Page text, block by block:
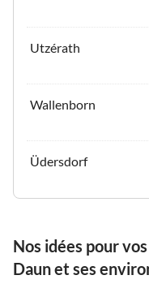
Utzérath
Wallenborn
Üdersdorf
Nos idées pour
Daun et ses